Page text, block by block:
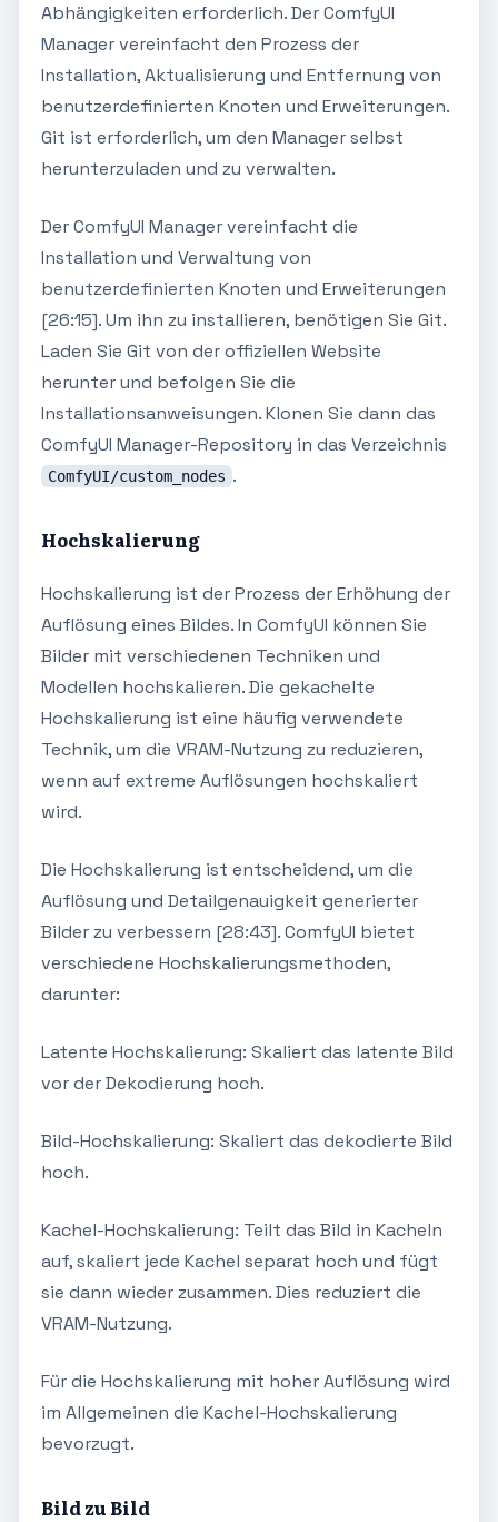
Abhängigkeiten erforderlich. Der ComfyUI
Manager vereinfacht den Prozess der
Installation, Aktualisierung und Entfernung von
benutzerdefinierten Knoten und Erweiterungen.
Git ist erforderlich, um den Manager selbst
herunterzuladen und zu verwalten.
Der ComfyUI Manager vereinfacht die
Installation und Verwaltung von
benutzerdefinierten Knoten und Erweiterungen
[26:15]. Um ihn zu installieren, benötigen Sie Git.
Laden Sie Git von der offiziellen Website
herunter und befolgen Sie die
Installationsanweisungen. Klonen Sie dann das
ComfyUI Manager-Repository in das Verzeichnis
ComfyUI/custom_nodes .
Hochskalierung
Hochskalierung ist der Prozess der Erhöhung der
Auflösung eines Bildes. In ComfyUI können Sie
Bilder mit verschiedenen Techniken und
Modellen hochskalieren. Die gekachelte
Hochskalierung ist eine häufig verwendete
Technik, um die VRAM-Nutzung zu reduzieren,
wenn auf extreme Auflösungen hochskaliert
wird.
Die Hochskalierung ist entscheidend, um die
Auflösung und Detailgenauigkeit generierter
Bilder zu verbessern [28:43]. ComfyUI bietet
verschiedene Hochskalierungsmethoden,
darunter:
Latente Hochskalierung: Skaliert das latente Bild
vor der Dekodierung hoch.
Bild-Hochskalierung: Skaliert das dekodierte Bild
hoch.
Kachel-Hochskalierung: Teilt das Bild in Kacheln
auf, skaliert jede Kachel separat hoch und fügt
sie dann wieder zusammen. Dies reduziert die
VRAM-Nutzung.
Für die Hochskalierung mit hoher Auflösung wird
im Allgemeinen die Kachel-Hochskalierung
bevorzugt.
Bild zu Bild